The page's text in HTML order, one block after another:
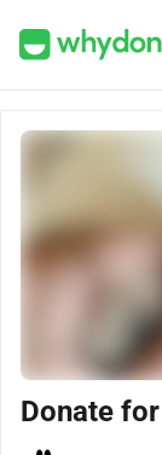
Donate